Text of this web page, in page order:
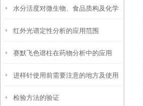
水分活度对微生物、食品质构及化学
反应的影响
红外光谱定性分析的应用范围
赛默飞色谱柱在药物分析中的应用
进样针使用前需要注意的地方及使用
后要做好的维护工作
检验方法的验证